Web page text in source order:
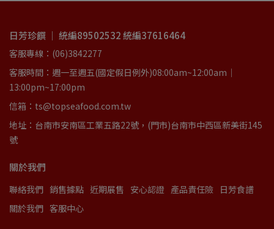
日芳珍饌 ｜ 統編89502532 統編37616464
客服專線：(06)3842277
客服時間：週一至週五(國定假日例外)08:00am~12:00am｜
13:00pm~17:00pm
信箱：ts@topseafood.com.tw
地址：台南市安南區工業五路22號，(門市)台南市中西區新美街145
號
關於我們
聯絡我們 銷售據點 近期展售 安心認證 產品責任險 日芳食譜
關於我們 客服中心